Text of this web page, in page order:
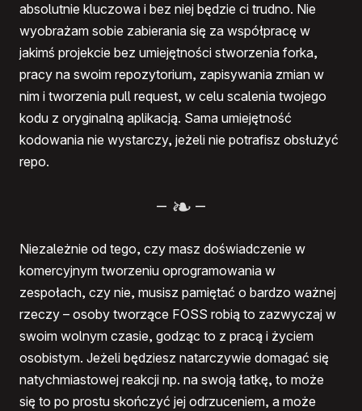
absolutnie kluczowa i bez niej będzie ci trudno. Nie
wyobrażam sobie zabierania się za współpracę w
jakimś projekcie bez umiejętności stworzenia forka,
pracy na swoim repozytorium, zapisywania zmian w
nim i tworzenia pull request, w celu scalenia twojego
kodu z oryginalną aplikacją. Sama umiejętność
kodowania nie wystarczy, jeżeli nie potrafisz obsłużyć
repo.
– –
Niezależnie od tego, czy masz doświadczenie w
komercyjnym tworzeniu oprogramowania w
zespołach, czy nie, musisz pamiętać o bardzo ważnej
rzeczy – osoby tworzące FOSS robią to zazwyczaj w
swoim wolnym czasie, godząc to z pracą i życiem
osobistym. Jeżeli będziesz natarczywie domagać się
natychmiastowej reakcji np. na swoją łatkę, to może
się to po prostu skończyć jej odrzuceniem, a może